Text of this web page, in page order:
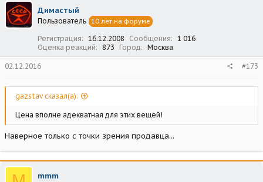
Димастый
Пользователь 10 лет на форуме
Регистрация 16.12.2008 Сообщения
1 016
Оценка реакций
873 Город Москва
02.12.2016 #173
gazstav сказал(а):
Цена вполне адекватная для этих вещей!
Наверное только с точки зрения продавца...
mmm